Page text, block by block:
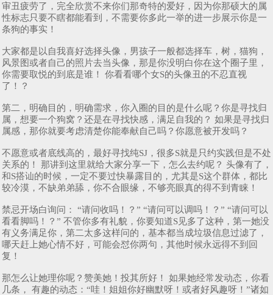
审丑疲劳了，完全欣赏不来你们那奇特的爱好，因为你那硕大的属
性标志只要不瞎都能看到，不需要你多此一举的进一步展示你是一
条狗的事实！
大家都是以自我喜好选择头像，男孩子一般都选择车，树，猫狗，
风景图或者自己的照片去当头像，那是你没明白你在这个圈子里，
你需要取悦的到底是谁！ 你看看哪个女S的头像丑的不忍直视
了！？
第二，明确目的，明确需求，你入圈的目的是什么呢？你是寻找归
属，想要一个狗窝？还是在寻找快感，满足自我的？ 如果是寻找归
属感，那你就要考虑清楚你能奉献自己吗？你愿意被开发吗？
不愿意或者底线高的，最好寻找纯SJ，很多S就是只约实践但是不处
关系的！ 那讲到这里就给大家分享一下，怎么去约呢？ 头像有了，
和S搭讪的时候，一定不要过快暴露目的，尤其是S这个群体，都比
较冷漠，不缺弟弟舔，你不合眼缘，不够亮眼真的得不到青睐！
禁忌开场白询问： “请问收吗！？” “请问可以调吗！？” “请问可以
看看脚吗！？” 不管你多有礼貌，你要知道S见多了这种，第一她没
有义务满足你，第二太多这样问的，基本都当成垃圾信息过滤了，
哪天赶上她心情不好，可能会怼你两句，其他时候永远得不到回
复！
那怎么让她理你呢？赞美她！投其所好！ 如果她经常发动态，你看
几条， 有趣的动态：“哇！姐姐你好幽默呀！或者好风趣呀！”诸如